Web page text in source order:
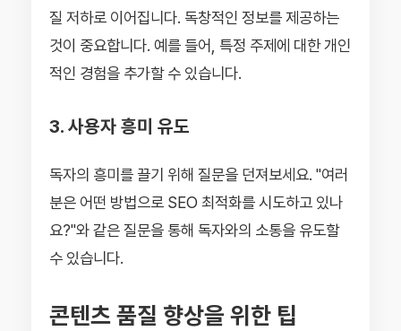
질 저하로 이어집니다. 독창적인 정보를 제공하는
것이 중요합니다. 예를 들어, 특정 주제에 대한 개인
적인 경험을 추가할 수 있습니다.
3. 사용자 흥미 유도
독자의 흥미를 끌기 위해 질문을 던져보세요. "여러
분은 어떤 방법으로 SEO 최적화를 시도하고 있나
요?"와 같은 질문을 통해 독자와의 소통을 유도할
수 있습니다.
콘텐츠 품질 향상을 위한 팁